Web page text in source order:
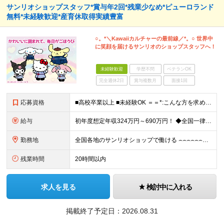
サンリオショップスタッフ*賞与年2回*残業少なめ*ピューロランド
無料*未経験歓迎*産育休取得実績豊富
○。*＼Kawaiiカルチャーの最前線／*。○ 世界中
に笑顔を届けるサンリオのショップスタッフへ！
未経験歓迎 学歴不問 ベテランOK
完全週休2日 賞与複数月 面接1回
応募資格 ■高校卒業以上 ■未経験OK ＝＝*:こんな方を求めています！:*＝＝ ◇サンリオのキャラクターが好きな方 ◇自分のアイデアを店舗づくりに活かしたい方 ◇仕事を通してお客さまを笑顔にしたい方 ◇キャ
給与 初年度想定年収324万円～690万円！ ◆全国一律 月給230,000円～＋賞与＋通勤手当＋役職手当＋時間外手当 《手当充実！》 ＊昇給/年1回 ＊賞与/年2回（7月/12月） ＊通勤手当：交通費
勤務地 全国各地のサンリオショップで働ける ⌢⌢⌢⌢⌢⌢⌢⌢⌢⌢⌢⌢⌢⌢⌢⌢⌢⌢・.☆ ★詳細の勤務地はご本人の希望と面接を通じて決定いたします。 【募集エリア】 関東・関西（大阪・京都）・中部・九州 ※
残業時間 20時間以内
求人を見る 検討中に入れる
掲載終了予定日： 2026.08.31